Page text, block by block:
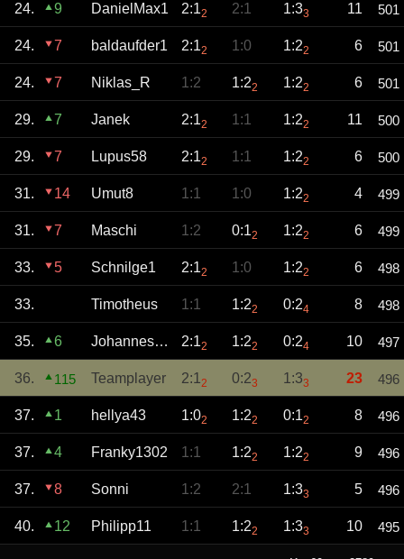
24. 9 DanielMax1 2:12 2:1 1:33 11 501
24. 7 baldaufder1 2:12 1:0 1:22 6 501
24. 7 Niklas_R 1:2 1:22 1:22 6 501
29. 7 Janek 2:12 1:1 1:22 11 500
29. 7 Lupus58 2:12 1:1 1:22 6 500
31. 14 Umut8 1:1 1:0 1:22 4 499
31. 7 Maschi 1:2 0:12 1:22 6 499
33. 5 Schnilge1 2:12 1:0 1:22 6 498
33. Timotheus 1:1 1:22 0:24 8 498
35. 6 Johannes294 2:12 1:22 0:24 10 497
36. 115 Teamplayer 2:1 2 0:23 1:33 23 496
37. 1 hellya43 1:02 1:22 0:12 8 496
37. 4 Franky1302 1:1 1:22 1:22 9 496
37. 8 Sonni 1:2 2:1 1:33 5 496
40. 12 Philipp11 1:1 1:22 1:33 10 495